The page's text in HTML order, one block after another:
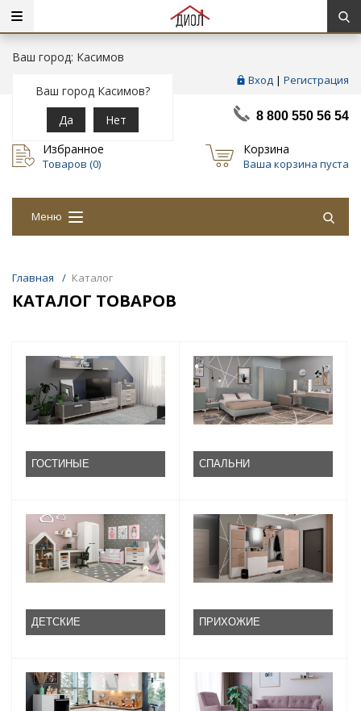
Ваш город: Касимов
Ваш город Касимов?
Да
Нет
Вход | Регистрация
8 800 550 56 54
Избранное
Товаров (0)
Корзина
Ваша корзина пуста
Меню
Главная / Каталог
КАТАЛОГ ТОВАРОВ
ГОСТИНЫЕ СПАЛЬНИ
ДЕТСКИЕ ПРИХОЖИЕ